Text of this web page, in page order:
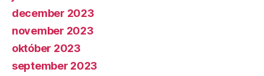
december 2023
november 2023
október 2023
september 2023